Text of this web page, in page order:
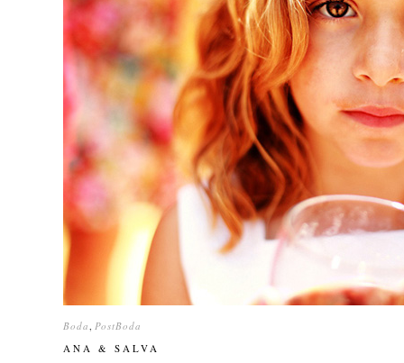
Boda, PostBoda
ANA & SALVA
Boda PostBoda
ANA & SALVA